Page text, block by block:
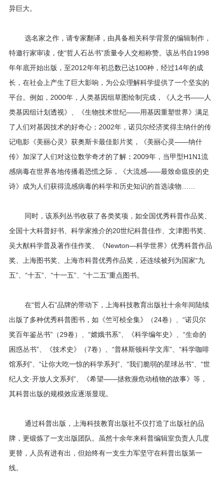
刊
专
区
程
关
异巨大。
选名家之作，请专家翻译，由具备相关科学背景的编辑制作，
特邀行家审读，使“哲人石丛书”质量令人交相称赞。该丛书自1998
年年底开始出版，至2012年年初总数已达100种，经过14年的成
长，在社会上产生了巨大影响，为公众理解科学提供了一个坚实的
平台。例如，2000年，人类基因组草图绘制完成，《人之书——人
类基因组计划透视》、《生物技术世纪——用基因重塑世界》满足
了人们对基因技术的好奇心；2002年，诺贝尔经济奖得主纳什的传
记电影《美丽心灵》获奥斯卡最佳影片奖，《美丽心灵——纳什
传》加深了人们对这位数学奇才的了解；2009年，当甲型H1N1流
感病毒在世界各地传播着恐慌之际，《大流感——最致命瘟疫的史
诗》成为人们获得流感病毒的科学和历史知识的首选读物……
同时，该系列丛书收获了各类奖项，如全国优秀科普作品奖、
全国十大科普好书、科学家推介的20世纪科普佳作、文津图书奖、
吴大猷科学普及著作佳作奖、《Newton—科学世界》优秀科普作品
奖、上海图书奖、上海市科普优秀作品奖，还连续被列为国家“九
五”、“十五”、“十一五”、“十二五”重点图书。
在“哲人石”品牌的带动下，上海科技教育出版社十余年间陆续
出版了多种优秀科普图书，如《竺可桢全集》（24卷）、“诺贝尔
奖百年鉴丛书”（29卷）、“嫦娥书系”、《科学编年史》、“生命的
困惑丛书”、《技术史》（7卷）、“普林斯顿科学文库”、“科学咖啡
馆系列”、“让你大吃一惊的科学系列”、“我们脆弱的星球丛书”、“世
纪人文·开放人文系列”、《希望——拯救濒危动植物的故事》等，
其科普出版的规模效应逐渐显现。
通过科普出版，上海科技教育出版社不仅打造了出版社的品
牌，更锻炼了一支出版团队。虽然十余年来科普编辑室负责人几度
更替，人员有进有出，但始终有一支生力军坚守在科普出版第一
线。